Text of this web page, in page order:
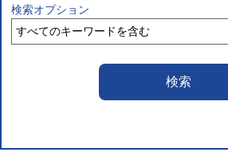
検索オプション